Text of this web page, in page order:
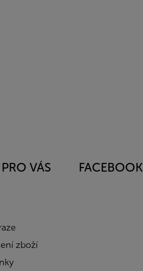
VÁS
zboží
FACEBOOK